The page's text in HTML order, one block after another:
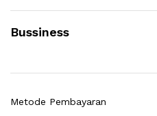
Bussiness
Metode Pembayaran